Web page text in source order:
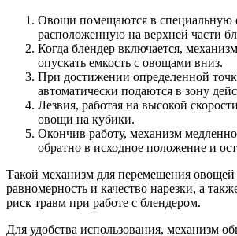
Овощи помещаются в специальную
расположенную на верхней части
Когда блендер включается,
опускать емкость с овощами вниз.
При достижении определенной
автоматически подаются в зону
Лезвия, работая на высокой
овощи на кубики.
Окончив работу, механизм
обратно в исходное положение и
Такой механизм для перемещения овощей
равномерность и качество нарезки, а
риск травм при работе с блендером.
Для удобства использования, механизм